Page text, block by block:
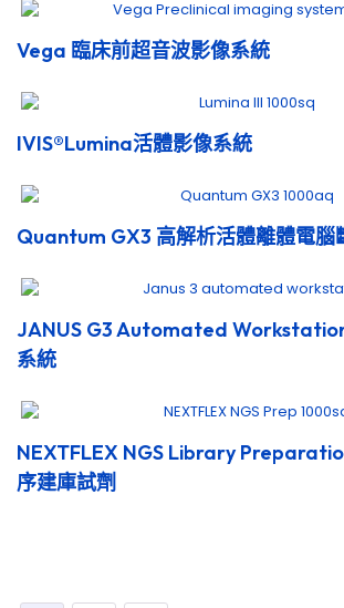
Vega 臨床前超音波影像系統
IVIS®Lumina活體影像系統
Quantum GX3 高解析活體離體電腦
JANUS G3 Automated
系統
NEXTFLEX NGS Library
序建庫試劑